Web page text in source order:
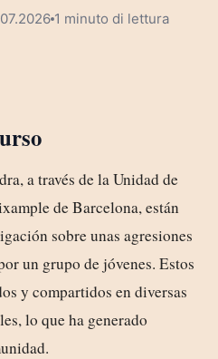
1 minuto di lettura
a través de la Unidad de
de Barcelona, están
sobre unas agresiones
un grupo de jóvenes. Estos
y compartidos en diversas
lo que ha generado